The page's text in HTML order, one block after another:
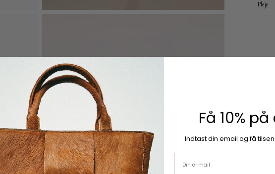
Pleje
Få 10%
Indtast din email og få